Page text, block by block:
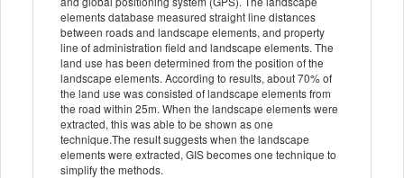
elements database measured straight line distances
between roads and landscape elements, and property
line of administration field and landscape elements. The
land use has been determined from the position of the
landscape elements. According to results, about 70% of
the land use was consisted of landscape elements from
the road within 25m. When the landscape elements were
extracted, this was able to be shown as one
technique.The result suggests when the landscape
elements were extracted, GIS becomes one technique to
simplify the methods.